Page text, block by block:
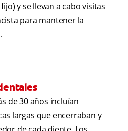
y se llevan a cabo visitas
para mantener la
de 30 años incluían
largas que encerraban y